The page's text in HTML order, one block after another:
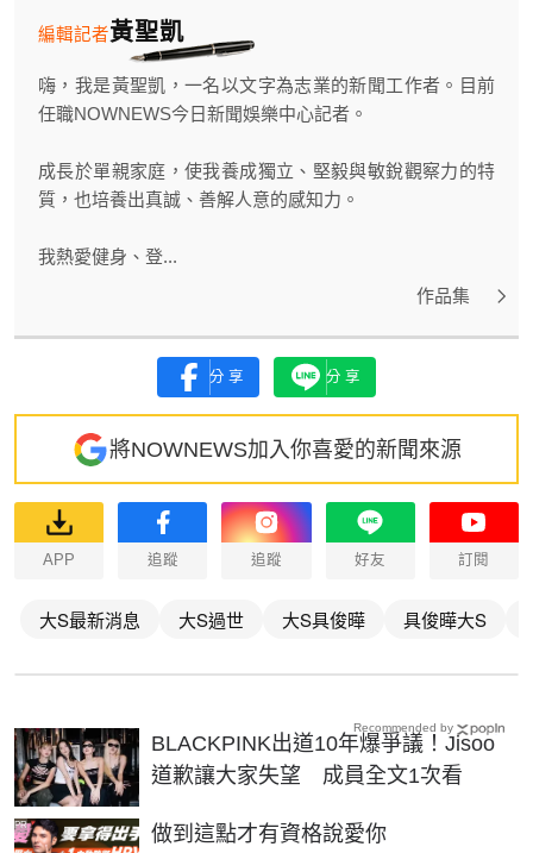
黃聖凱
編輯記者
嗨，我是黃聖凱，一名以文字為志業的新聞工作者。目前
任職NOWNEWS今日新聞娛樂中心記者。
成長於單親家庭，使我養成獨立、堅毅與敏銳觀察力的特
質，也培養出真誠、善解人意的感知力。
我熱愛健身、登...
作品集
分享 分享
將NOWNEWS加入你喜愛的新聞來源
APP 追蹤 追蹤 好友 訂閱
大S最新消息 大S過世 大S具俊曄 具俊曄大S
BLACKPINK出道10年爆爭議！Jisoo
道歉讓大家失望 成員全文1次看
做到這點才有資格說愛你
PR
Recommended by